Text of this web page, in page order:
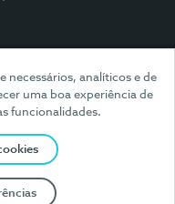
necessários, analíticos e de
uma boa experiência de
funcionalidades.